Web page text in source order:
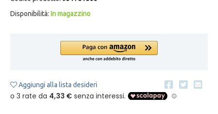
Disponibilità: In magazzino
Aggiungi alla lista desideri